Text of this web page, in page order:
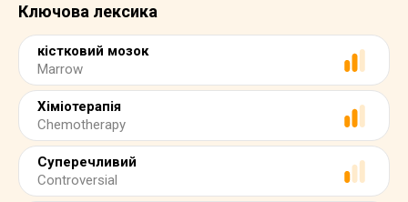
Ключова лексика
кістковий мозок
Marrow
Хіміотерапія
Chemotherapy
Суперечливий
Controversial